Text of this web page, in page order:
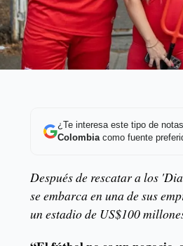
¿Te interesa este tipo de
Colombiacomo fuente
Después de rescatar a los
se embarca en una de sus
un estadio de US$100